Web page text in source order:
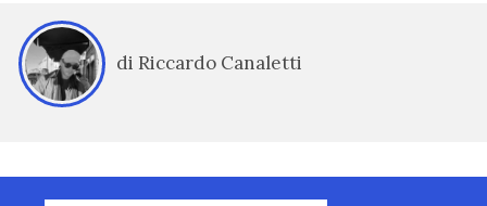
di Riccardo Canaletti